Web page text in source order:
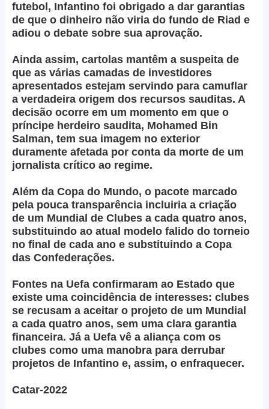
futebol, Infantino foi obrigado a dar garantias
de que o dinheiro não viria do fundo de Riad e
adiou o debate sobre sua aprovação.
Ainda assim, cartolas mantêm a suspeita de
que as várias camadas de investidores
apresentados estejam servindo para camuflar
a verdadeira origem dos recursos sauditas. A
decisão ocorre em um momento em que o
príncipe herdeiro saudita, Mohamed Bin
Salman, tem sua imagem no exterior
duramente afetada por conta da morte de um
jornalista crítico ao regime.
Além da Copa do Mundo, o pacote marcado
pela pouca transparência incluiria a criação
de um Mundial de Clubes a cada quatro anos,
substituindo ao atual modelo falido do torneio
no final de cada ano e substituindo a Copa
das Confederações.
Fontes na Uefa confirmaram ao Estado que
existe uma coincidência de interesses: clubes
se recusam a aceitar o projeto de um Mundial
a cada quatro anos, sem uma clara garantia
financeira. Já a Uefa vê a aliança com os
clubes como uma manobra para derrubar
projetos de Infantino e, assim, o enfraquecer.
Catar-2022